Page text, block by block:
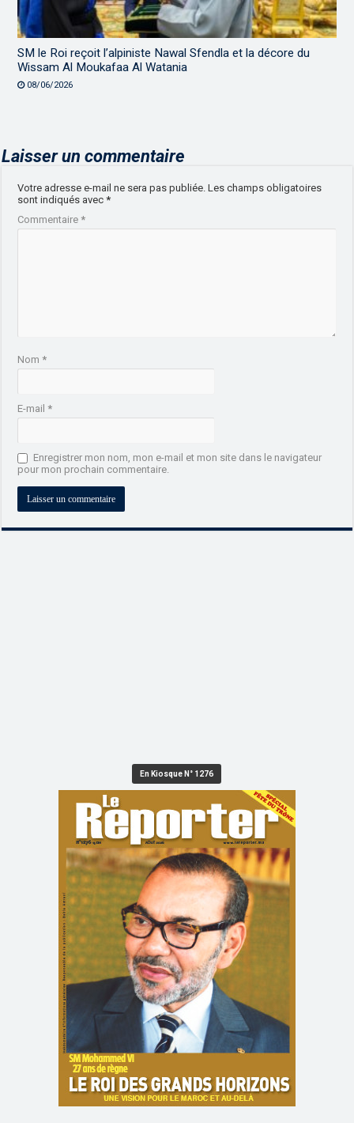
SM le Roi reçoit l’alpiniste Nawal Sfendla et la décore du
Wissam Al Moukafaa Al Watania
08/06/2026
Laisser un commentaire
Votre adresse e-mail ne sera pas publiée. Les champs obligatoires
sont indiqués avec*
Commentaire*
Nom*
E-mail*
Enregistrer mon nom, mon e-mail et mon site dans le navigateur
pour mon prochain commentaire.
En Kiosque N° 1276